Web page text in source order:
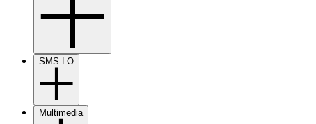
SMS LO
Multimedia